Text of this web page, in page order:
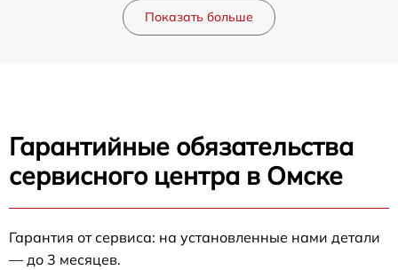
Показать больше
Гарантийные обязательства
сервисного центра в Омске
Гарантия от сервиса: на установленные нами детали
— до 3 месяцев.